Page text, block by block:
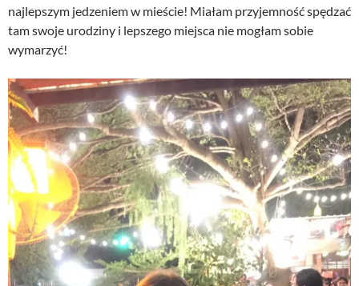
najlepszym jedzeniem w mieście! Miałam przyjemność spędzać
tam swoje urodziny i lepszego miejsca nie mogłam sobie
wymarzyć!